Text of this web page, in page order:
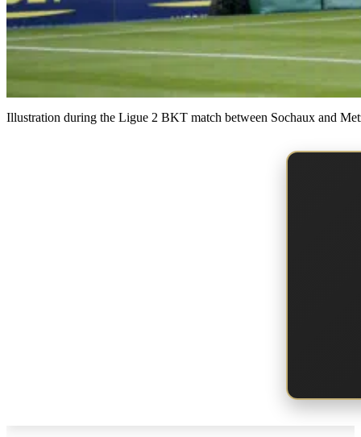
Illustration during the Ligue 2 BKT match between Sochaux and